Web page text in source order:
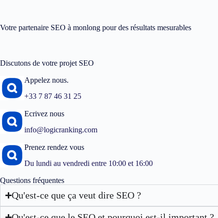
Votre partenaire SEO à monlong pour des résultats mesurables
Discutons de votre projet SEO
Appelez nous.
+33 7 87 46 31 25
Ecrivez nous
info@logicranking.com
Prenez rendez vous
Du lundi au vendredi entre 10:00 et 16:00
Questions fréquentes
Qu'est-ce que ça veut dire SEO ?